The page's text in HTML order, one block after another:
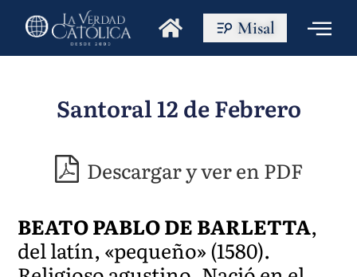
Misal
Santoral 12 de Febrero
Descargar y ver en PDF
BEATO PABLO DE BARLETTA,
del latín, «pequeño» (1580).